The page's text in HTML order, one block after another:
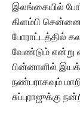
இலங்கையில்
கிளம்பி
போராட்டத்தில்
வேண்டும் என்று
பின்னாளில்
நண்பராகவும்
சுப்புராஜுக்கு